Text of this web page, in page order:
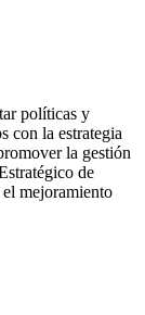
políticas y
con la estrategia
la gestión
de
mejoramiento